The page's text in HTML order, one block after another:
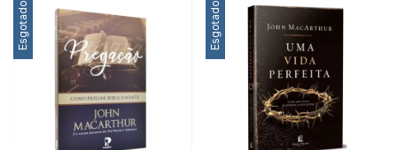
Esgotado Esgotado